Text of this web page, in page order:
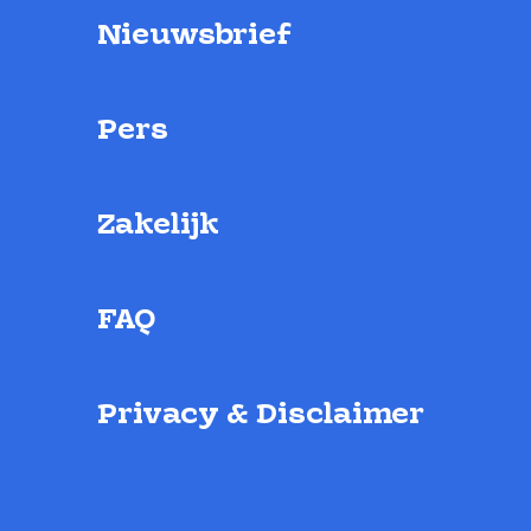
Nieuwsbrief
Pers
Zakelijk
FAQ
Privacy & Disclaimer